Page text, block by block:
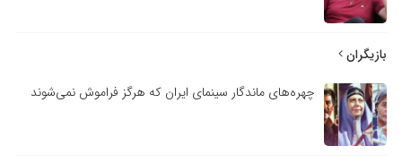
بازیگران
چهره‌های ماندگار سینمای ایران که هرگز فراموش نمی‌شوند